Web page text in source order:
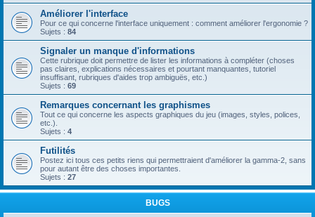
Améliorer l'interface
Pour ce qui concerne l'interface uniquement : comment améliorer l'ergonomie ?
Sujets : 84
Signaler un manque d'informations
Cette rubrique doit permettre de lister les informations à compléter (choses
pas claires, explications nécessaires et pourtant manquantes, tutoriel
insuffisant, rubriques d'aides trop ambiguës, etc.)
Sujets : 69
Remarques concernant les graphismes
Tout ce qui concerne les aspects graphiques du jeu (images, styles, polices,
etc.).
Sujets : 4
Futilités
Postez ici tous ces petits riens qui permettraient d'améliorer la gamma-2, sans
pour autant être des choses importantes.
Sujets : 27
BUGS